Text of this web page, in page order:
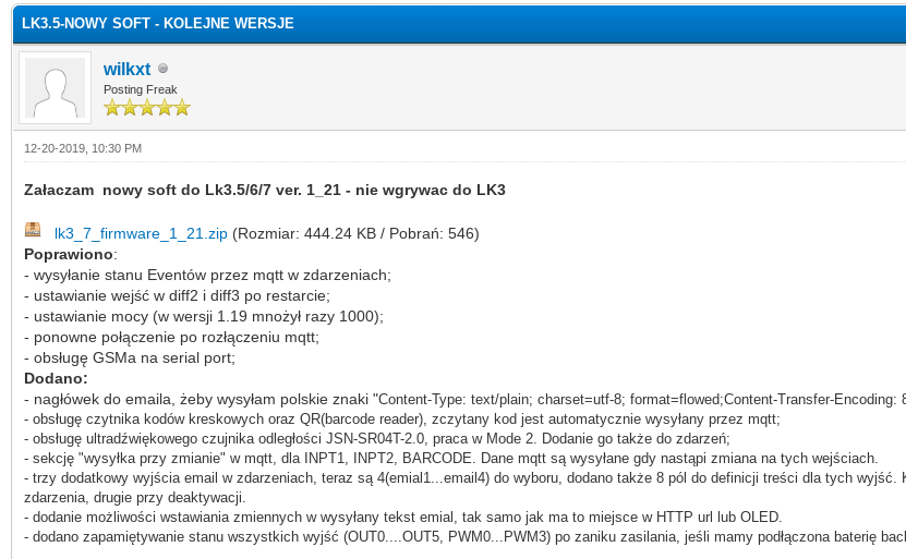
LK3.5-NOWY SOFT - KOLEJNE WERSJE
wilkxt
Posting Freak
12-20-2019, 10:30 PM
Załaczam nowy soft do Lk3.5/6/7 ver. 1_21 - nie wgrywac do LK3
lk3_7_firmware_1_21.zip (Rozmiar: 444.24 KB / Pobrań: 546)
Poprawiono:
- wysyłanie stanu Eventów przez mqtt w zdarzeniach;
- ustawianie wejść w diff2 i diff3 po restarcie;
- ustawianie mocy (w wersji 1.19 mnożył razy 1000);
- ponowne połączenie po rozłączeniu mqtt;
- obsługę GSMa na serial port;
Dodano:
- nagłówek do emaila, żeby wysyłam polskie znaki "Content-Type: text/plain; charset=utf-8; format=flowed;Content-Transfer-Encoding:
- obsługę czytnika kodów kreskowych oraz QR(barcode reader), zczytany kod jest automatycznie wysyłany przez mqtt;
- obsługę ultradźwiękowego czujnika odległości JSN-SR04T-2.0, praca w Mode 2. Dodanie go także do zdarzeń;
- sekcję "wysyłka przy zmianie" w mqtt, dla INPT1, INPT2, BARCODE. Dane mqtt są wysyłane gdy nastąpi zmiana na tych wejściach.
- trzy dodatkowy wyjścia email w zdarzeniach, teraz są 4(emial1... email4) do wyboru, dodano także 8 pól do definicji treści dla tych
zdarzenia, drugie przy deaktywacji.
- dodanie możliwości wstawiania zmiennych w wysyłany tekst emial, tak samo jak ma to miejsce w HTTP url lub OLED.
- dodano zapamiętywanie stanu wszystkich wyjść (OUT0....OUT5, PWM0...PWM3) po zaniku zasilania, jeśli mamy podłączona baterię